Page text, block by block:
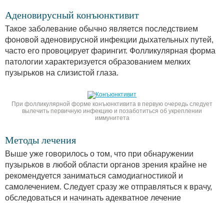
Аденовирусный конъюнктивит
Такое заболевание обычно является последствием
фоновой аденовирусной инфекции дыхательных путей,
часто его провоцирует фарингит. Фолликулярная форма
патологии характеризуется образованием мелких
пузырьков на слизистой глаза.
При фолликулярной форме конъюнктивита в первую очередь следует
вылечить первичную инфекцию и позаботиться об укреплении
иммунитета
Методы лечения
Выше уже говорилось о том, что при обнаружении
пузырьков в любой области органов зрения крайне не
рекомендуется заниматься самодиагностикой и
самолечением. Следует сразу же отправляться к врачу,
обследоваться и начинать адекватное лечение